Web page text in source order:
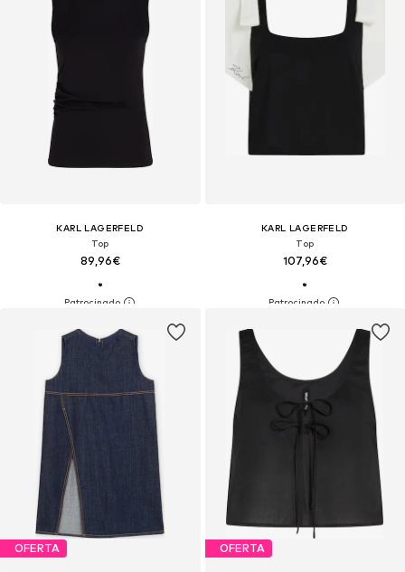
KARL LAGERFELD
Top
89,96€
KARL LAGERFELD
Top
107,96€
OFERTA OFERTA